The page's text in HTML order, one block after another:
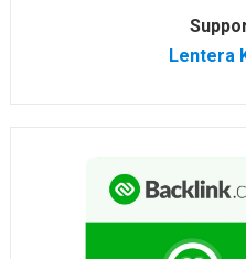
Lentera